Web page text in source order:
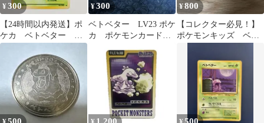
¥300
【24時間以内発送】ポ
ケカ ベトベター 旧
裏 初期
¥300
ベトベター LV23 ポケ
カ ポケモンカード
¥800
【コレクター必見！】
ポケモンキッズ ベト